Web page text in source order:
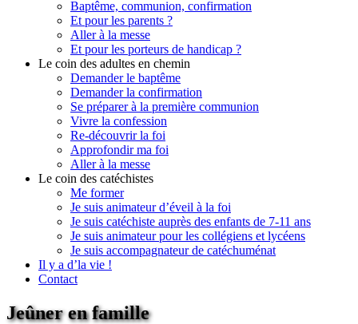
Baptême, communion, confirmation
Et pour les parents ?
Aller à la messe
Et pour les porteurs de handicap ?
Le coin des adultes en chemin
Demander le baptême
Demander la confirmation
Se préparer à la première communion
Vivre la confession
Re-découvrir la foi
Approfondir ma foi
Aller à la messe
Le coin des catéchistes
Me former
Je suis animateur d’éveil à la foi
Je suis catéchiste auprès des enfants de 7-11 ans
Je suis animateur pour les collégiens et lycéens
Je suis accompagnateur de catéchuménat
Il y a d’la vie !
Contact
Jeûner en famille